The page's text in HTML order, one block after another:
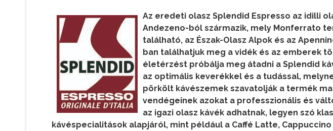
Az eredeti olasz Splendid Espresso az idilli
Andezeno-ból származik, mely Monferrato
található, az Észak-Olasz Alpok és az
ban találhatjuk meg a vidék és az emberek
életérzést próbálja meg átadni a Splendid
az optimális keverékkel és a tudással,
pörkölt kávészemek szavatolják a termék
vendégeinek azokat a professzionális és
az igazi olasz kávék adhatnak, legyen szó
kávéspecialitások alapjáról, mint például a Caffé Latte,